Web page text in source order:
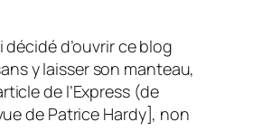
d’ouvrir ce blog
y laisser son manteau,
de l’Express (de
de Patrice Hardy], non